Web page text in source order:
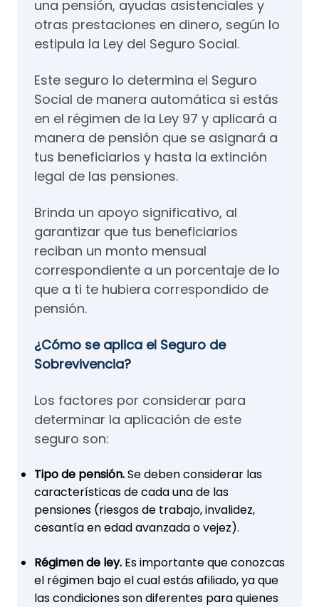
una pensión, ayudas asistenciales y
otras prestaciones en dinero, según lo
estipula la Ley del Seguro Social.
Este seguro lo determina el Seguro
Social de manera automática si estás
en el régimen de la Ley 97 y aplicará a
manera de pensión que se asignará a
tus beneficiarios y hasta la extinción
legal de las pensiones.
Brinda un apoyo significativo, al
garantizar que tus beneficiarios
reciban un monto mensual
correspondiente a un porcentaje de lo
que a ti te hubiera correspondido de
pensión.
¿Cómo se aplica el Seguro de
Sobrevivencia?
Los factores por considerar para
determinar la aplicación de este
seguro son:
Tipo de pensión.Se deben considerar las
características de cada una de las
pensiones (riesgos de trabajo, invalidez,
cesantía en edad avanzada o vejez).
Régimen de ley. Es importante que conozcas
el régimen bajo el cual estás afiliado, ya que
las condiciones son diferentes para quienes